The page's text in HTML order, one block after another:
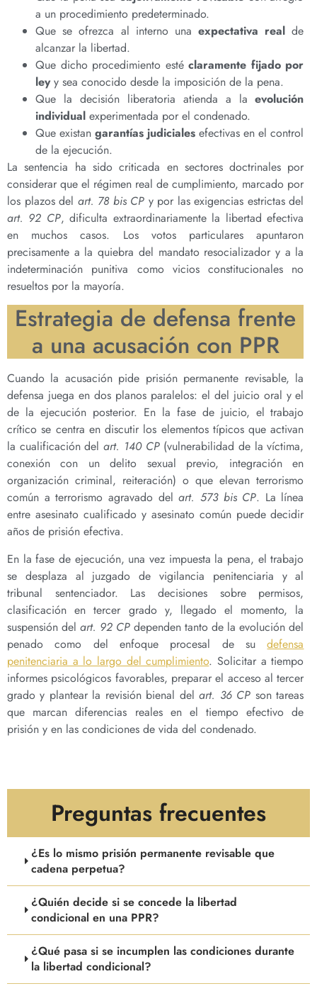
a un procedimiento predeterminado.
Que se ofrezca al interno unaexpectativa real de
alcanzar la libertad.
Que dicho procedimiento estéclaramente fijado por
leyy sea conocido desde la imposición de la pena.
Que la decisión liberatoria atienda a laevolución
individual experimentada por el condenado.
Que existangarantías judiciales efectivas en el control
de la ejecución.
La sentencia ha sido criticada en sectores doctrinales por
considerar que el régimen real de cumplimiento, marcado por
los plazos del art. 78 bis CP y por las exigencias estrictas del
art. 92 CP, dificulta extraordinariamente la libertad efectiva
en muchos casos. Los votos particulares apuntaron
precisamente a la quiebra del mandato resocializador y a la
indeterminación punitiva como vicios constitucionales no
resueltos por la mayoría.
Estrategia de defensa frente
a una acusación con PPR
Cuando la acusación pide prisión permanente revisable, la
defensa juega en dos planos paralelos: el del juicio oral y el
de la ejecución posterior. En la fase de juicio, el trabajo
crítico se centra en discutir los elementos típicos que activan
la cualificación delart. 140 CP(vulnerabilidad de la víctima,
conexión con un delito sexual previo, integración en
organización criminal, reiteración) o que elevan terrorismo
común a terrorismo agravado delart. 573 bis CP. La línea
entre asesinato cualificado y asesinato común puede decidir
años de prisión efectiva.
En la fase de ejecución, una vez impuesta la pena, el trabajo
se desplaza al juzgado de vigilancia penitenciaria y al
tribunal sentenciador. Las decisiones sobre permisos,
clasificación en tercer grado y, llegado el momento, la
suspensión delart. 92 CP dependen tanto de la evolución del
penado como del enfoque procesal de sudefensa
penitenciaria a lo largo del cumplimiento. Solicitar a tiempo
informes psicológicos favorables, preparar el acceso al tercer
grado y plantear la revisión bienal delart. 36 CP son tareas
que marcan diferencias reales en el tiempo efectivo de
prisión y en las condiciones de vida del condenado.
Preguntas frecuentes
¿Es lo mismo prisión permanente revisable que
cadena perpetua?
¿Quién decide si se concede la libertad
condicional en una PPR?
¿Qué pasa si se incumplen las condiciones durante
la libertad condicional?